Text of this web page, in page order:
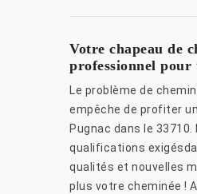
Votre chapeau de
professionnel pour
Le problème de
empêche de profiter
Pugnac dans le
qualifications
qualités et nouvelles
plus votre cheminée !